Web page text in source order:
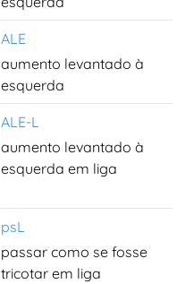
ALE
aumento levantado à
esquerda
ALE-L
aumento levantado à
esquerda em liga
psL
passar como se fosse
tricotar em liga